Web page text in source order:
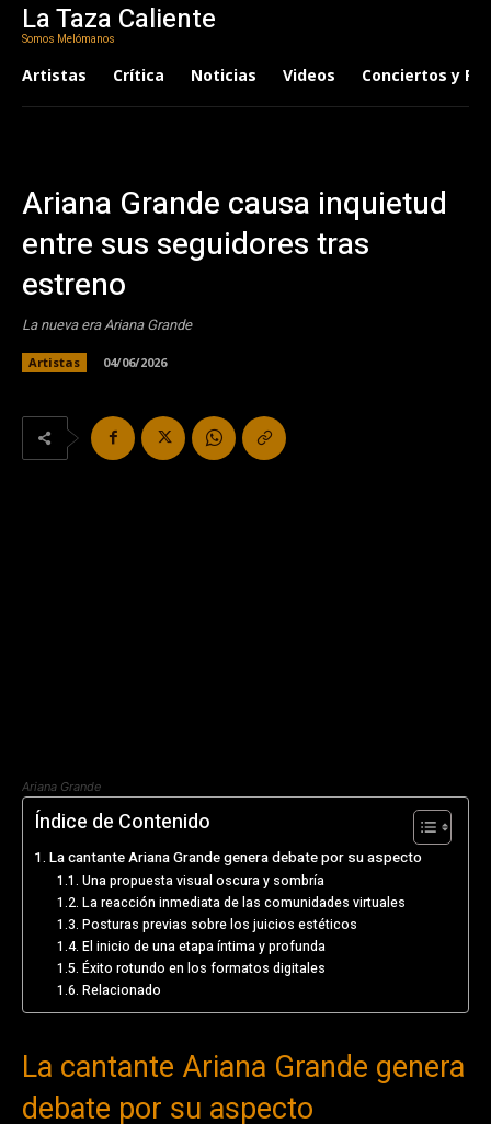
La Taza Caliente
Somos Melómanos
Artistas Crítica Noticias Videos Conciertos y
Ariana Grande causa inquietud
entre sus seguidores tras
estreno
La nueva era Ariana Grande
Artistas 04/06/2026
Ariana Grande
Índice de Contenido
La cantante Ariana Grande genera debate por su aspecto
Una propuesta visual oscura y sombría
La reacción inmediata de las comunidades virtuales
Posturas previas sobre los juicios estéticos
El inicio de una etapa íntima y profunda
Éxito rotundo en los formatos digitales
Relacionado
La cantante Ariana Grande genera
debate por su aspecto